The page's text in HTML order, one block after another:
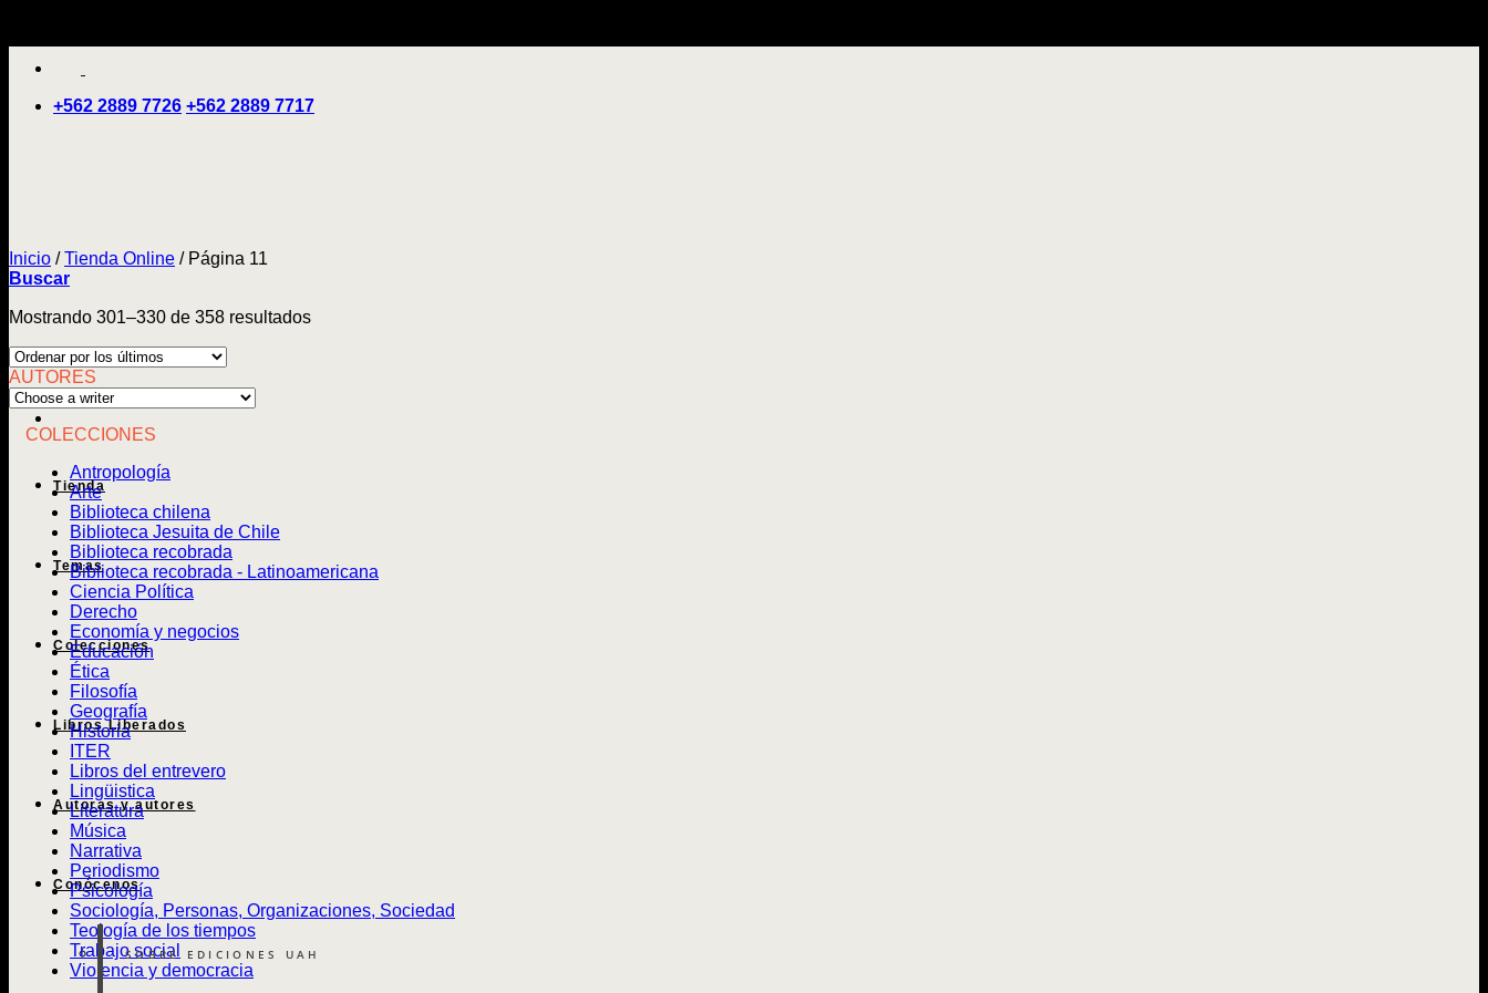
+562 2889 7726 +562 2889 7717
Tienda
Temas
Colecciones
Libros Liberados
Autoras y autores
Conócenos
SOBRE EDICIONES UAH
Inicio / Tienda Online /Página 11
Buscar
Mostrando 301–330 de 358 resultadosOrdenado
AUTORES
COLECCIONES
Antropología
Arte
Biblioteca chilena
Biblioteca Jesuita de Chile
Biblioteca recobrada
Biblioteca recobrada - Latinoamericana
Ciencia Política
Derecho
Economía y negocios
Educación
Ética
Filosofía
Geografía
Historia
ITER
Libros del entrevero
Lingüistica
Literatura
Música
Narrativa
Periodismo
Psicología
Sociología, Personas, Organizaciones, Sociedad
Teología de los tiempos
Trabajo social
Violencia y democracia